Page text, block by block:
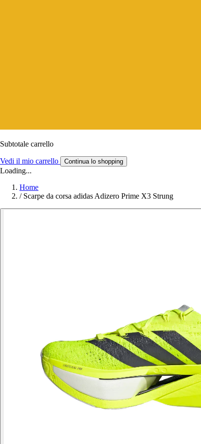
Subtotale carrello
Vedi il mio carrello Continua lo shopping
Loading...
Home
/ Scarpe da corsa adidas Adizero Prime X3 Strung